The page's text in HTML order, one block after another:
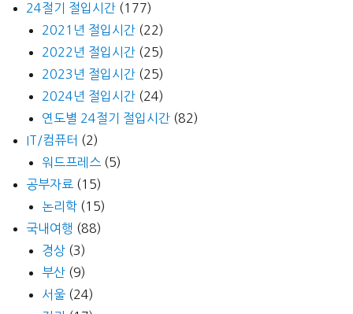
24절기 절입시간 (177)
2021년 절입시간 (22)
2022년 절입시간 (25)
2023년 절입시간 (25)
2024년 절입시간 (24)
연도별 24절기 절입시간 (82)
IT/컴퓨터 (2)
워드프레스 (5)
공부자료 (15)
논리학 (15)
국내여행 (88)
경상 (3)
부산 (9)
서울 (24)